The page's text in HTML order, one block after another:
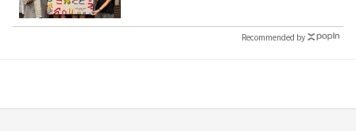
Recommended by